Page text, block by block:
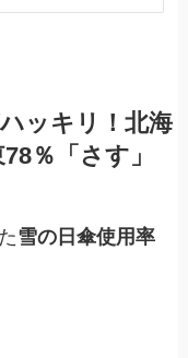
ッキリ！北海
％「さす」
雪の日傘使用率